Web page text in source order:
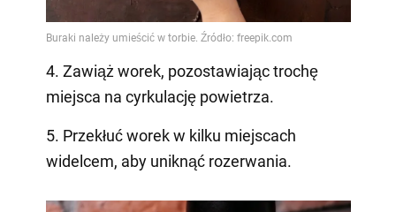
4. Zawiąż worek, pozostawiając trochę
miejsca na cyrkulację powietrza.
5. Przekłuć worek w kilku miejscach
widelcem, aby uniknąć rozerwania.